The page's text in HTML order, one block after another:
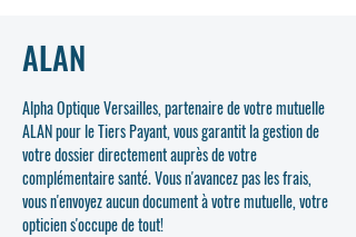
ALAN
Alpha Optique Versailles, partenaire de votre mutuelle
ALAN pour le Tiers Payant, vous garantit la gestion de
votre dossier directement auprès de votre
complémentaire santé. Vous n'avancez pas les frais,
vous n'envoyez aucun document à votre mutuelle, votre
opticien s'occupe de tout!